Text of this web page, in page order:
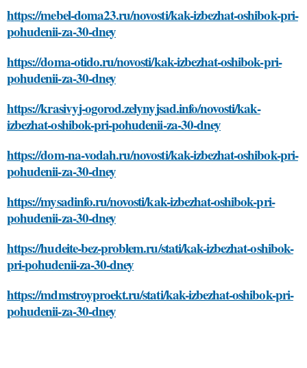
https://mebel-doma23.ru/novosti/kak-izbezhat-oshibok-pri-
pohudenii-za-30-dney
https://doma-otido.ru/novosti/kak-izbezhat-oshibok-pri-
pohudenii-za-30-dney
https://krasivyj-ogorod.zelynyjsad.info/novosti/kak-
izbezhat-oshibok-pri-pohudenii-za-30-dney
https://dom-na-vodah.ru/novosti/kak-izbezhat-oshibok-pri-
pohudenii-za-30-dney
https://mysadinfo.ru/novosti/kak-izbezhat-oshibok-pri-
pohudenii-za-30-dney
https://hudeite-bez-problem.ru/stati/kak-izbezhat-oshibok-
pri-pohudenii-za-30-dney
https://mdmstroyproekt.ru/stati/kak-izbezhat-oshibok-pri-
pohudenii-za-30-dney